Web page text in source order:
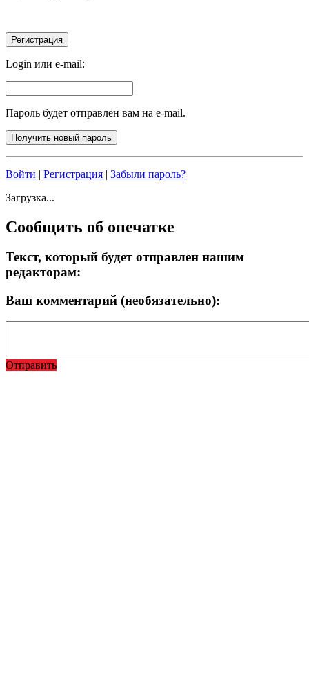
Login или e-mail:
Пароль будет отправлен вам на e-mail.
Войти | Регистрация | Забыли пароль?
Загрузка...
Сообщить об опечатке
Текст, который будет отправлен нашим
редакторам:
Ваш комментарий (необязательно):
Отправить